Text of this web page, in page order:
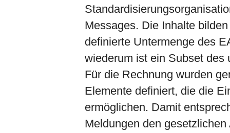
Messages. Die Inhalte
definierte Untermenge des
wiederum ist ein Subset des
Für die Rechnung wurden
Elemente definiert, die die
ermöglichen. Damit
Meldungen den